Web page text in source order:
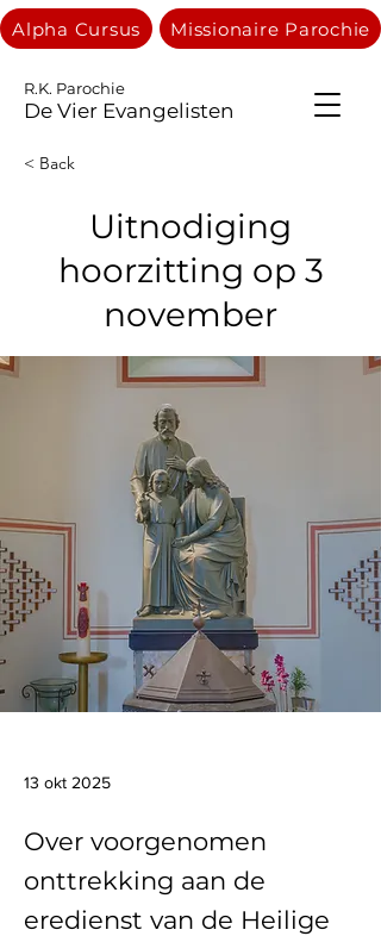
R.K. Parochie
De Vier Evangelisten
Alpha Cursus Missionaire Parochie
< Back
Uitnodiging
hoorzitting op 3
november
13 okt 2025
Over voorgenomen
onttrekking aan de
eredienst van de Heilige